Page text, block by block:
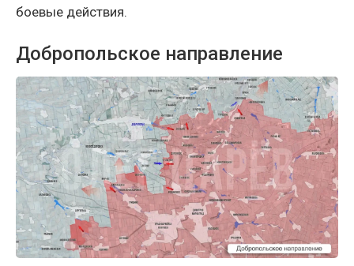
боевые действия.
Добропольское направление